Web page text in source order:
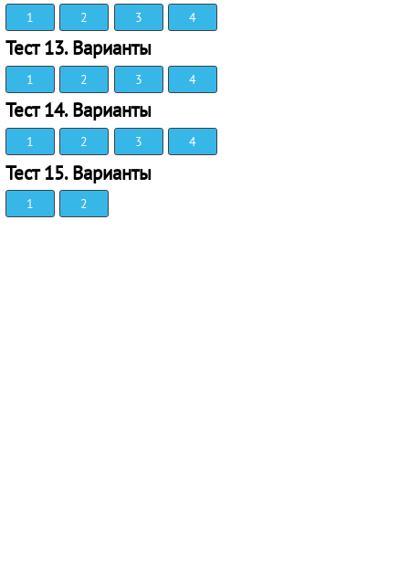
1 2 3 4
Тест 13. Варианты
1 2 3 4
Тест 14. Варианты
1 2 3 4
Тест 15. Варианты
1 2